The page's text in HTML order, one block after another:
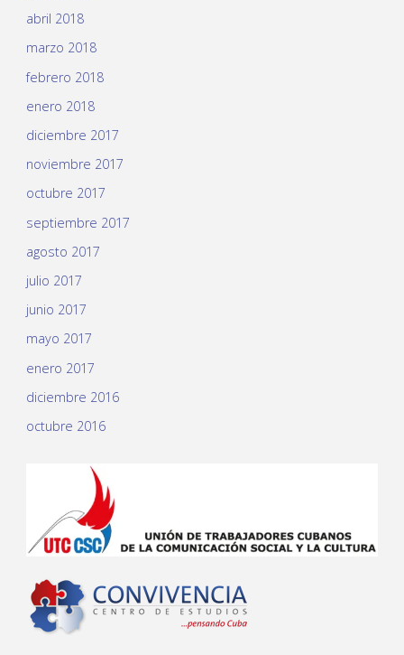
abril 2018
marzo 2018
febrero 2018
enero 2018
diciembre 2017
noviembre 2017
octubre 2017
septiembre 2017
agosto 2017
julio 2017
junio 2017
mayo 2017
enero 2017
diciembre 2016
octubre 2016